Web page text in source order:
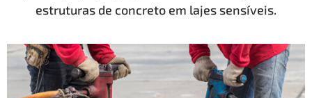
estruturas de concreto em lajes sensíveis.